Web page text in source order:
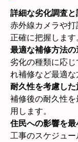
詳細な劣化調査と
赤外線カメラや
正確に把握します
最適な補修方法の
劣化の種類に応
れ補修など最適な
耐久性を考慮した
補修後の耐久性
用します。
住民への影響を最
工事のスケジュ